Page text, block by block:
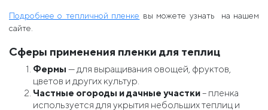
Подробнее о тепличной пленке вы можете узнать на нашем
сайте.
Сферы применения пленки для теплиц
Фермы — для выращивания овощей, фруктов,
цветов и других культур.
Частные огороды и дачные участки– пленка
используется для укрытия небольших теплиц и